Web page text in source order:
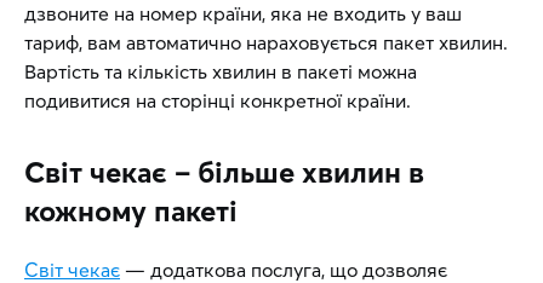
дзвоните на номер країни, яка не входить у ваш
тариф, вам автоматично нараховується пакет хвилин.
Вартість та кількість хвилин в пакеті можна
подивитися на сторінці конкретної країни.
Світ чекає – більше хвилин в
кожному пакеті
Світ чекає — додаткова послуга, що дозволяє